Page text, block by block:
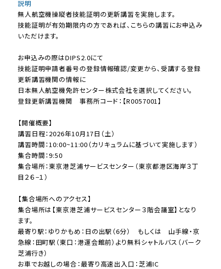
説明
無人航空機操縦者技能証明の更新講習を実施します。
技能証明が有効期限内の方であれば、こちらの講習にお申込み
いただけます。
お申込みの際はDIPS2.0にて
技能証明申請者番号の登録情報確認/変更から、受講する登録
更新講習機関の情報に
日本無人航空機免許センター株式会社を選択してください。
登録更新講習機関 事務所コード：【R0057001】
【開催概要】
講習日程：2026年10月17日（土）
講習時間：10:00~11:00（カリキュラムに基づいて実施します）
集合時間：9:50
集合場所：東京港芝浦サービスセンター（東京都港区海岸３丁
目２６−１）
【集合場所へのアクセス】
集合場所は【東京港芝浦サービスセンター３階会議室】となり
ます。
最寄り駅：ゆりかもめ：日の出駅（6分） もしくは 山手線・京
急線：田町駅（東口：港運会館前）より無料シャトルバス（バーク
芝浦行き）
お車でお越しの場合：最寄り高速出入口：芝浦IC